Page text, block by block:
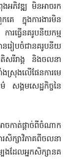
ងអភិវឌ្ឍ មិនអាចរក
គេ ក្នុងការងារមិន
រធ្វើនគរូបនីយកម្ម
នរៀបចំជានគរូបនីយ
សរីរាង្គ និងចលនា
ស្រុងលើផែនការមេ
ង្គមសេដ្ឋកិច្ចនៃ
ចកាត់ផ្តាច់ពីចំណាក​
សាវិភាគពីចលនា
ដែលអ្នកសិក្សានគ